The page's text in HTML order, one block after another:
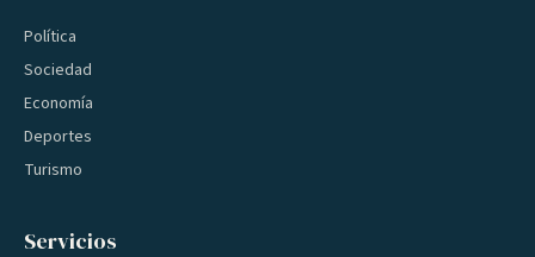
Política
Sociedad
Economía
Deportes
Turismo
Servicios